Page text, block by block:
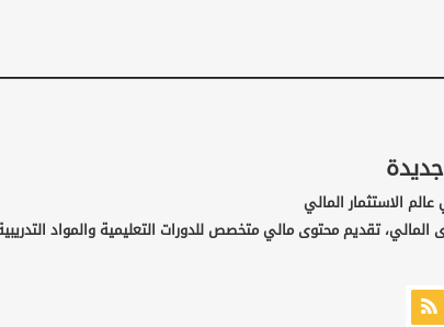
الاستثمار المالي
المالي، تقديم محتوى مالي متخصص للدورات التعليمية والمواد